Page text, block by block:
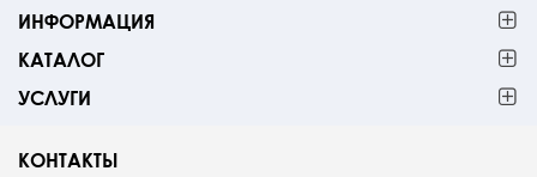
ИНФОРМАЦИЯ
КАТАЛОГ
УСЛУГИ
КОНТАКТЫ